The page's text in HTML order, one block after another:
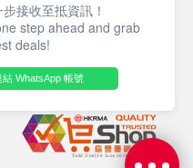
關注我們
接收至抵資訊！
step ahead and grab
deals!
結 WhatsApp 帳號